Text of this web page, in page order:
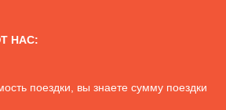
НАС:
поездки, вы знаете сумму поездки